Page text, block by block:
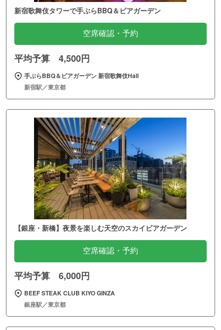
新宿歌舞伎タワーで手ぶらBBQ＆ビアガーデン
空席確認・予約
平均予算 4,500円
手ぶらBBQ＆ビアガーデン 新宿歌舞伎Hall
新宿駅／東京都
【銀座・新橋】夜景を楽しむ天空のスカイビアガーデン
空席確認・予約
平均予算 6,000円
BEEF STEAK CLUB KIYO GINZA
銀座駅／東京都